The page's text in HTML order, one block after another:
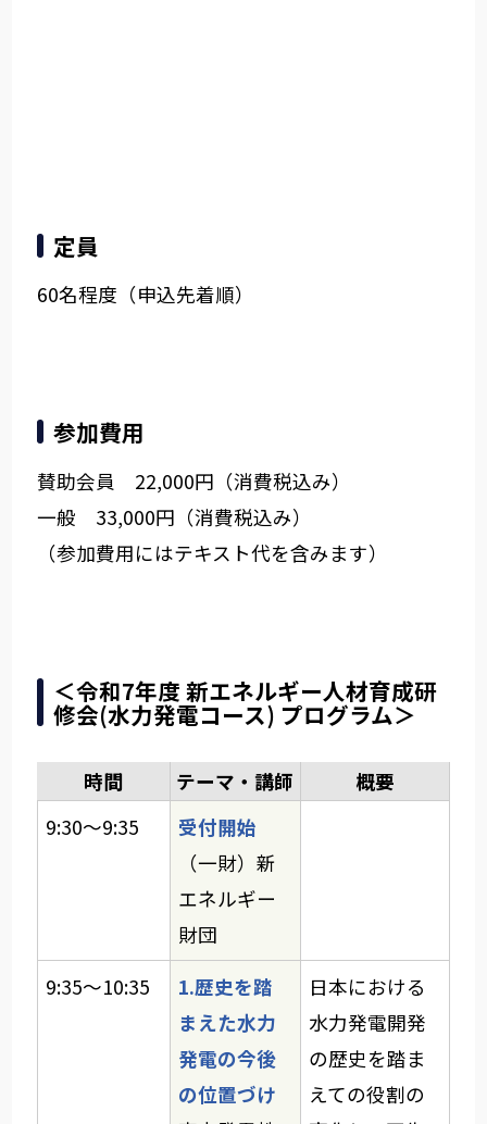
定員
60名程度（申込先着順）
参加費用
賛助会員 22,000円（消費税込み）
一般 33,000円（消費税込み）
（参加費用にはテキスト代を含みます）
＜令和7年度 新エネルギー人材育成研
修会(水力発電コース) プログラム＞
時間 テーマ・講師
概要
9:30～9:35
受付開始
（一財）新
エネルギー
財団
9:35～10:35
1.歴史を踏
まえた水力
発電の今後
の位置づけ
日本における
水力発電開発
の歴史を踏ま
えての役割の